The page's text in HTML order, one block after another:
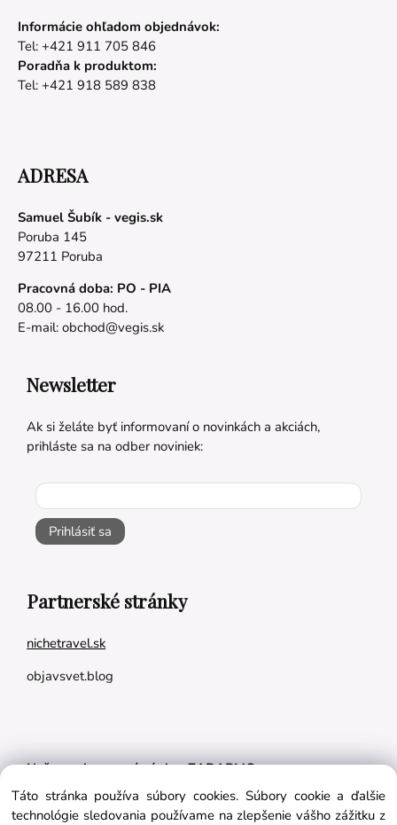
Informácie ohľadom objednávok:
Tel: +421 911 705 846
Poradňa k produktom:
Tel: +421 918 589 838
ADRESA
Samuel Šubík - vegis.sk
Poruba 145
97211 Poruba
Pracovná doba: PO - PIA
08.00 - 16.00 hod.
E-mail: obchod@vegis.sk
Newsletter
Ak si želáte byť informovaní o novinkách a akciách,
prihláste sa na odber noviniek:
Prihlásiť sa
Partnerské stránky
nichetravel.sk
objavsvet.blog
Naše appky pre vás úplne ZADARMO:
Tréningový plán na mieru
Táto stránka používa súbory cookies. Súbory cookie a ďalšie
technológie sledovania používame na zlepšenie vášho zážitku z